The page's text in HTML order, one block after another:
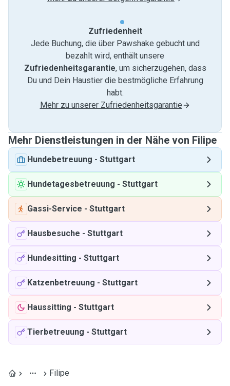
Zufriedenheit
Jede Buchung, die über Pawshake gebucht und
bezahlt wird, enthält unsere
Zufriedenheitsgarantie, um sicherzugehen, dass
Du und Dein Haustier die bestmögliche Erfahrung
habt.
Mehr zu unserer Zufriedenheitsgarantie
Mehr Dienstleistungen in der Nähe von Filipe
Hundebetreuung - Stuttgart
Hundetagesbetreuung - Stuttgart
Gassi-Service - Stuttgart
Hausbesuche - Stuttgart
Hundesitting - Stuttgart
Katzenbetreuung - Stuttgart
Haussitting - Stuttgart
Tierbetreuung - Stuttgart
Filipe